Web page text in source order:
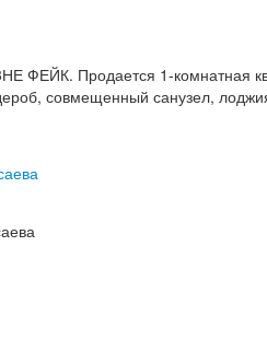
ФЕЙК. Продается 1-комнатная
совмещенный санузел,